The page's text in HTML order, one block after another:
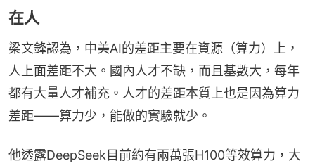
在人
梁文鋒認為，中美AI的差距主要在資源（算力）上，
人上面差距不大。國內人才不缺，而且基數大，每年
都有大量人才補充。人才的差距本質上也是因為算力
差距——算力少，能做的實驗就少。
他透露DeepSeek目前約有兩萬張H100等效算力，大